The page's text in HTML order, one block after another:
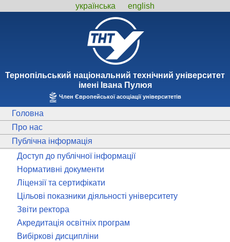
українська english
Тернопiльський національний технiчний унiверситет
iменi Iвана Пулюя
Член Європейської асоціації університетів
Головна
Про нас
Публічна інформація
Доступ до публічної інформації
Нормативні документи
Ліцензії та сертифікати
Цільові показники діяльності університету
Звіти ректора
Акредитація освітніх програм
Вибіркові дисципліни